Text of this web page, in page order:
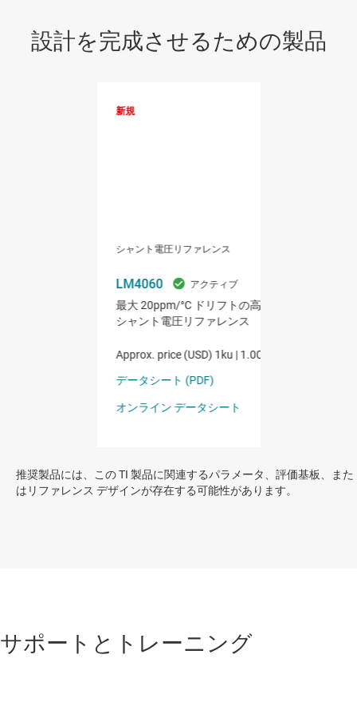
推奨製品には、この TI 製品に関連するパラメータ、評価基板、また
はリファレンス デザインが存在する可能性があります。
サポートとトレーニング